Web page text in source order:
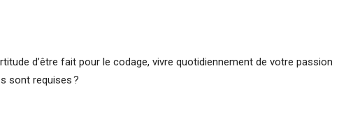
d’être fait pour le codage, vivre quotidiennement de votre passion
sont requises ?